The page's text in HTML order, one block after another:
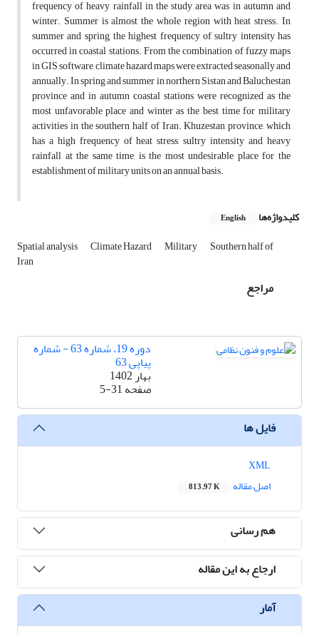
frequency of heavy rainfall in the study area was in autumn and
winter. Summer is almost the whole region with heat stress. In
summer and spring, the highest frequency of sultry intensity has
occurred in coastal stations. From the combination of fuzzy maps
in GIS software, climate hazard maps were extracted seasonally and
annually. In spring and summer in northern Sistan and Baluchestan
province and in autumn coastal stations were recognized as the
most unfavorable place and winter as the best time for military
activities in the southern half of Iran. Khuzestan province, which
has a high frequency of heat stress, sultry intensity and heavy
rainfall at the same time, is the most undesirable place for the
establishment of military units on an annual basis.
کلیدواژه‌ها English
Spatial analysis Climate Hazard Military Southern half of
Iran
مراجع
دوره 19، شماره 63 - شماره
پیاپی 63
بهار 1402
صفحه5-31
فایل ها
اصل مقاله
813.97 K
هم رسانی
ارجاع به این مقاله
آمار